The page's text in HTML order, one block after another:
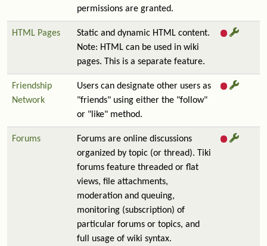
permissions are granted.
HTML Pages
Static and dynamic HTML content.
Note: HTML can be used in wiki
pages. This is a separate feature.
Friendship
Network
Users can designate other users as
"friends" using either the "follow"
or "like" method.
Forums
Forums are online discussions
organized by topic (or thread). Tiki
forums feature threaded or flat
views, file attachments,
moderation and queuing,
monitoring (subscription) of
particular forums or topics, and
full usage of wiki syntax.